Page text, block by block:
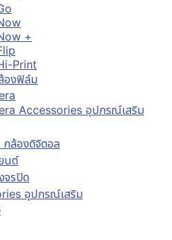
+
Print
องฟิล์ม
Accessories อุปกรณ์เสริม
ล้องดิจิตอล
นต์
จรปิด
อุปกรณ์เสริม